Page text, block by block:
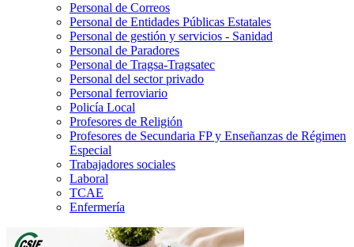
Personal de Correos
Personal de Entidades Públicas Estatales
Personal de gestión y servicios - Sanidad
Personal de Paradores
Personal de Tragsa-Tragsatec
Personal del sector privado
Personal ferroviario
Policía Local
Profesores de Religión
Profesores de Secundaria FP y Enseñanzas de Régimen
Especial
Trabajadores sociales
Laboral
TCAE
Enfermería